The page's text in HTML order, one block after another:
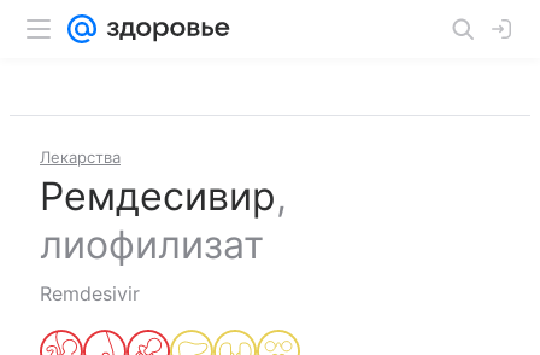
Лекарства
Ремдесивир,
лиофилизат
Remdesivir